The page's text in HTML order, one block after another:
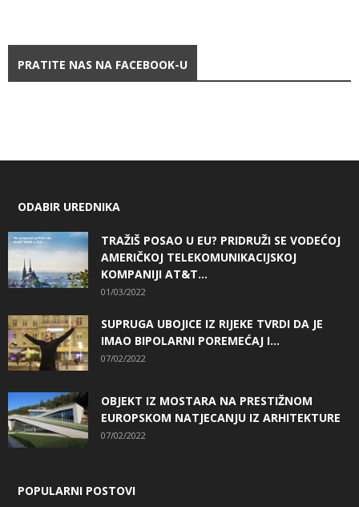
PRATITE NAS NA FACEBOOK-U
ODABIR UREDNIKA
TRAŽIŠ POSAO U EU? PRIDRUŽI SE VODEĆOJ
AMERIČKOJ TELEKOMUNIKACIJSKOJ
KOMPANIJI AT&T...
01/03/2022
SUPRUGA UBOJICE IZ RIJEKE TVRDI DA JE
IMAO BIPOLARNI POREMEĆAJ I...
07/02/2022
OBJEKT IZ MOSTARA NA PRESTIŽNOM
EUROPSKOM NATJECANJU IZ ARHITEKTURE
07/02/2022
POPULARNI POSTOVI